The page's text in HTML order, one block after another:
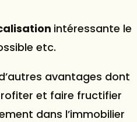
intéressante le
etc.
avantages dont
et faire fructifier
dans l’immobilier